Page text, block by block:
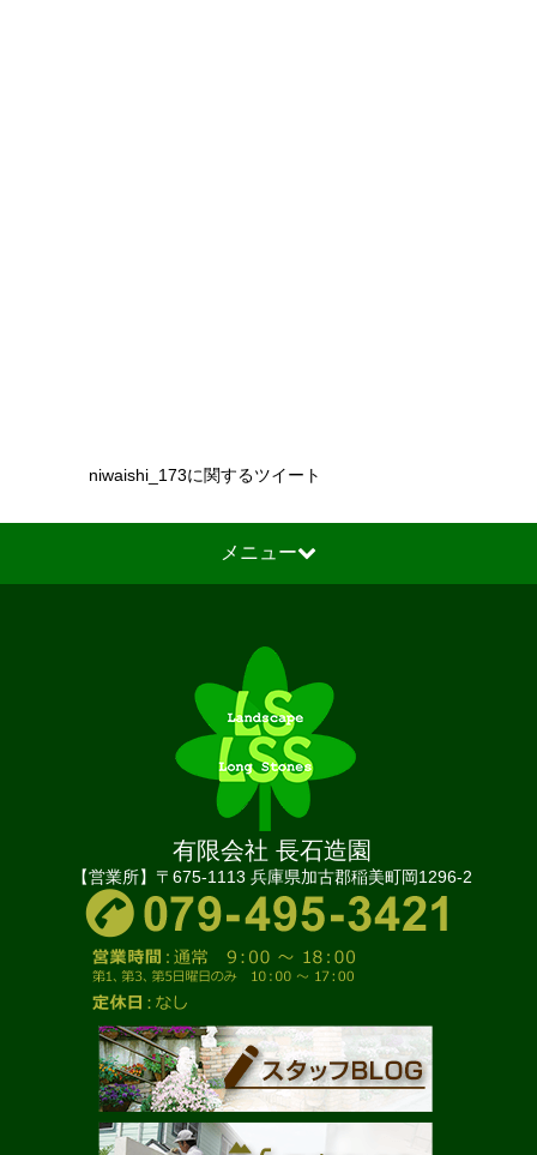
niwaishi_173に関するツイート
メニュー
有限会社 長石造園
【営業所】〒675-1113 兵庫県加古郡稲美町岡1296-2